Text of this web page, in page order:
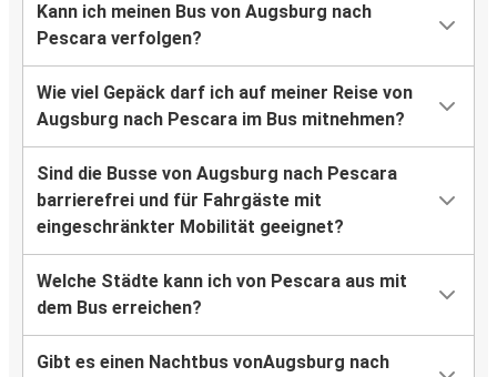
Kann ich meinen Bus von Augsburg nach
Pescara verfolgen?
Wie viel Gepäck darf ich auf meiner Reise von
Augsburg nach Pescara im Bus mitnehmen?
Sind die Busse von Augsburg nach Pescara
barrierefrei und für Fahrgäste mit
eingeschränkter Mobilität geeignet?
Welche Städte kann ich von Pescara aus mit
dem Bus erreichen?
Gibt es einen Nachtbus vonAugsburg nach